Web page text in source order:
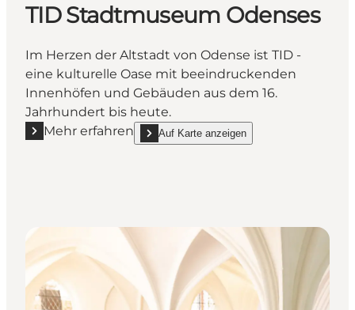
TID Stadtmuseum Odenses
Im Herzen der Altstadt von Odense ist TID -
eine kulturelle Oase mit beeindruckenden
Innenhöfen und Gebäuden aus dem 16.
Jahrhundert bis heute.
Mehr erfahren
Mehr erfahren "TID Stadtmuseum Odenses"
Auf Karte anzeigen
show TID Stadtmuseum Odenses on_map